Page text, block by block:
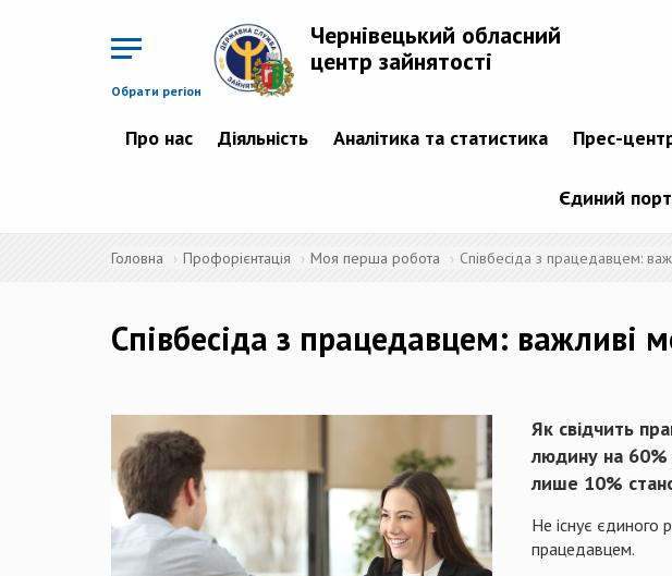
Обрати регіон
Чернівецький обласний
центр зайнятості
Про нас Діяльність Аналітика та статистика Прес-
Єдиний
Головна Профорієнтація Моя перша робота Співбесіда з працедавцем:
Співбесіда з працедавцем: важливі
Як свідчить
людину на 60%
лише 10%
Не існує єдиного
працедавцем.